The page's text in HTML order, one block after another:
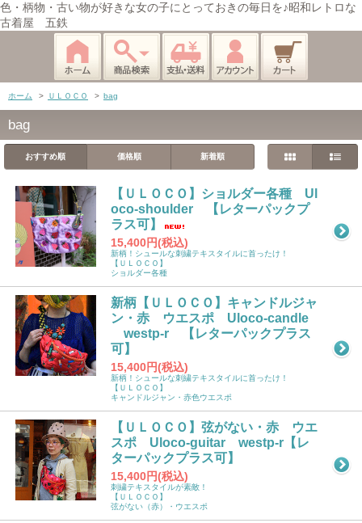
色・柄物・古い物が好きな女の子にとっておきの毎日を♪昭和レトロな
古着屋 五鉄
ホーム > ＵＬＯＣＯ > bag
bag
おすすめ順 価格順 新着順
【ＵＬＯＣＯ】ショルダー各種 Ul
oco-shoulder 【レターパックプ
ラス可】
15,400円(税込)
新柄！シュールな刺繍テキスタイルに首ったけ！
【ＵＬＯＣＯ】
ショルダー各種
新柄【ＵＬＯＣＯ】キャンドルジャ
ン・赤 ウエスポ Uloco-candle
westp-r 【レターパックプラス
可】
15,400円(税込)
新柄！シュールな刺繍テキスタイルに首ったけ！
【ＵＬＯＣＯ】
キャンドルジャン・赤色ウエスポ
【ＵＬＯＣＯ】弦がない・赤 ウエ
スポ Uloco-guitar westp-r【レ
ターパックプラス可】
15,400円(税込)
刺繍テキスタイルが素敵！
【ＵＬＯＣＯ】
弦がない（赤）・ウエスポ